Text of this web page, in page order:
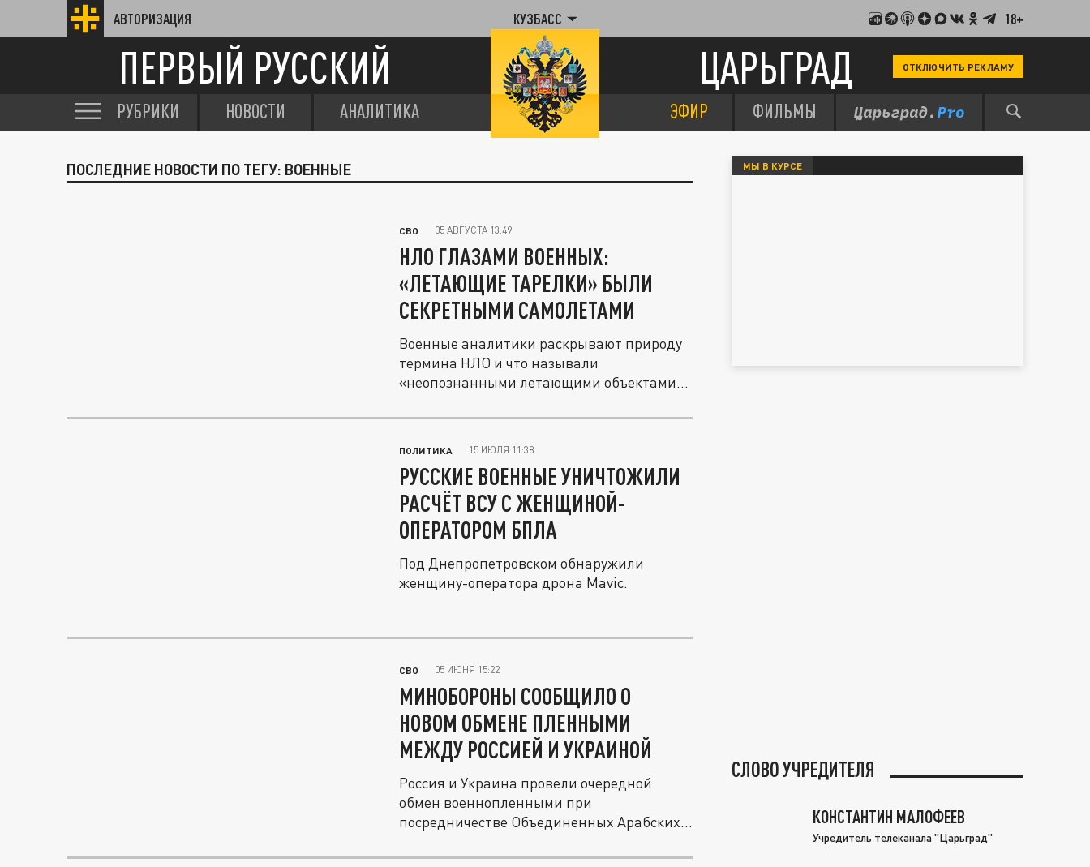
АВТОРИЗАЦИЯ КУЗБАСС 18+
ПЕРВЫЙ РУССКИЙ ЦАРЬГРАД ОТКЛЮЧИТЬ РЕКЛАМУ
РУБРИКИ НОВОСТИ АНАЛИТИКА ЭФИР ФИЛЬМЫ
ПОСЛЕДНИЕ НОВОСТИ ПО ТЕГУ: ВОЕННЫЕ
СВО 05 АВГУСТА 13:49
НЛО ГЛАЗАМИ ВОЕННЫХ:
«ЛЕТАЮЩИЕ ТАРЕЛКИ» БЫЛИ
СЕКРЕТНЫМИ САМОЛЕТАМИ
Военные аналитики раскрывают природу
термина НЛО и что называли
«неопознанными летающими объектами»
ПОЛИТИКА 15 ИЮЛЯ 11:38
РУССКИЕ ВОЕННЫЕ УНИЧТОЖИЛИ
РАСЧЁТ ВСУ С ЖЕНЩИНОЙ-
ОПЕРАТОРОМ БПЛА
Под Днепропетровском обнаружили
женщину-оператора дрона Mavic.
СВО 05 ИЮНЯ 15:22
МИНОБОРОНЫ СООБЩИЛО О
НОВОМ ОБМЕНЕ ПЛЕННЫМИ
МЕЖДУ РОССИЕЙ И УКРАИНОЙ
Россия и Украина провели очередной
обмен военнопленными при
посредничестве Объединенных Арабских
МЫ В КУРСЕ
СЛОВО УЧРЕДИТЕЛЯ
КОНСТАНТИН МАЛОФЕЕВ
Учредитель телеканала "Царьград"